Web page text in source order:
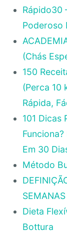
Rápido30
Poderoso
(Chás
150
(Perca 10
Rápida,
101 Dicas
Em 30
Método
Dieta
Bottura